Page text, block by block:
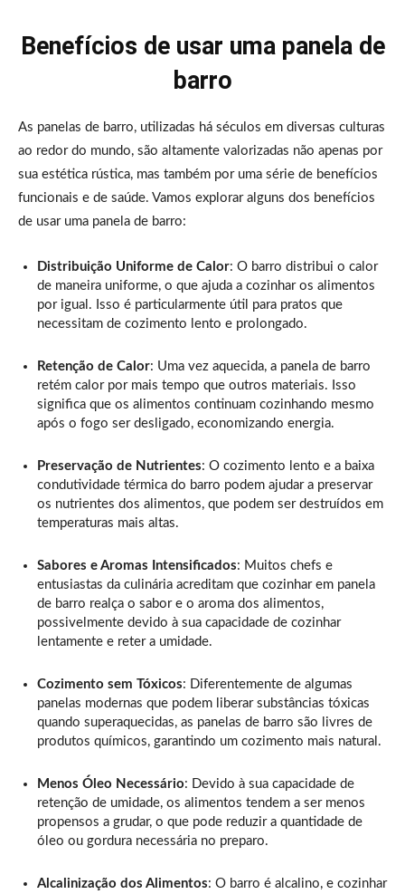
Benefícios de usar uma panela de
barro
As panelas de barro, utilizadas há séculos em diversas culturas
ao redor do mundo, são altamente valorizadas não apenas por
sua estética rústica, mas também por uma série de benefícios
funcionais e de saúde. Vamos explorar alguns dos benefícios
de usar uma panela de barro:
Distribuição Uniforme de Calor: O barro distribui o calor
de maneira uniforme, o que ajuda a cozinhar os alimentos
por igual. Isso é particularmente útil para pratos que
necessitam de cozimento lento e prolongado.
Retenção de Calor: Uma vez aquecida, a panela de barro
retém calor por mais tempo que outros materiais. Isso
significa que os alimentos continuam cozinhando mesmo
após o fogo ser desligado, economizando energia.
Preservação de Nutrientes: O cozimento lento e a baixa
condutividade térmica do barro podem ajudar a preservar
os nutrientes dos alimentos, que podem ser destruídos em
temperaturas mais altas.
Sabores e Aromas Intensificados: Muitos chefs e
entusiastas da culinária acreditam que cozinhar em panela
de barro realça o sabor e o aroma dos alimentos,
possivelmente devido à sua capacidade de cozinhar
lentamente e reter a umidade.
Cozimento sem Tóxicos: Diferentemente de algumas
panelas modernas que podem liberar substâncias tóxicas
quando superaquecidas, as panelas de barro são livres de
produtos químicos, garantindo um cozimento mais natural.
Menos Óleo Necessário: Devido à sua capacidade de
retenção de umidade, os alimentos tendem a ser menos
propensos a grudar, o que pode reduzir a quantidade de
óleo ou gordura necessária no preparo.
Alcalinização dos Alimentos: O barro é alcalino, e cozinhar